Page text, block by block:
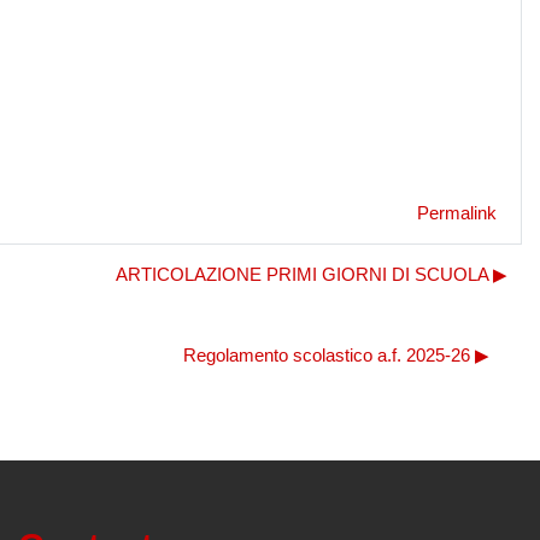
Permalink
ARTICOLAZIONE PRIMI GIORNI DI SCUOLA ▶︎
Regolamento scolastico a.f. 2025-26 ▶︎